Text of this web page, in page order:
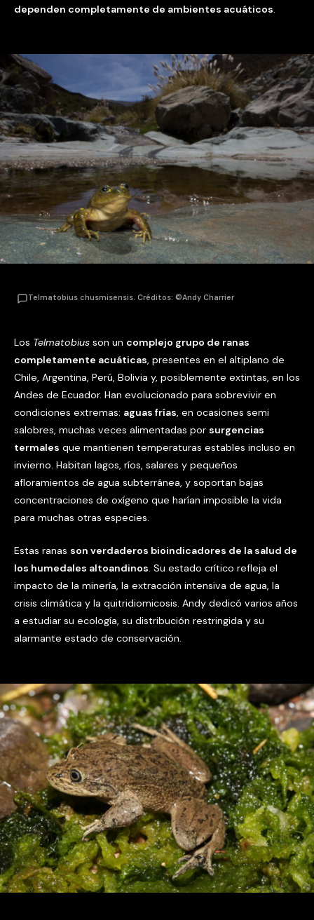
dependen completamente de ambientes acuáticos
Telmatobius chusmisensis. Créditos: ©Andy Charrier
Los Telmatobius son un complejo grupo de ranas
completamente acuáticas , presentes en el altiplano de
Chile, Argentina, Perú, Bolivia y, posiblemente extintas, en los
Andes de Ecuador. Han evolucionado para sobrevivir en
condiciones extremas: aguas frías , en ocasiones semi
salobres, muchas veces alimentadas por surgencias
termales que mantienen temperaturas estables incluso en
invierno. Habitan lagos, ríos, salares y pequeños
afloramientos de agua subterránea, y soportan bajas
concentraciones de oxígeno que harían imposible la vida
para muchas otras especies.
Estas ranas son verdaderos bioindicadores de la salud de
los humedales altoandinos. Su estado crítico refleja el
impacto de la minería, la extracción intensiva de agua, la
crisis climática y la quitridiomicosis. Andy dedicó varios años
a estudiar su ecología, su distribución restringida y su
alarmante estado de conservación.